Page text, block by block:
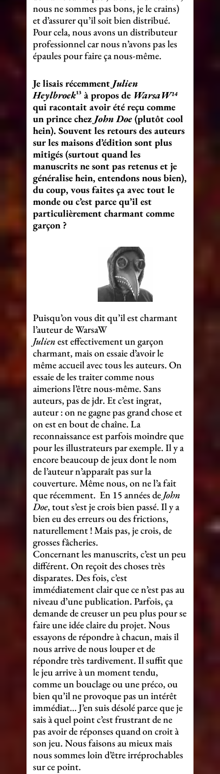
nous ne sommes pas bons, je le crains)
et d’assurer qu’il soit bien distribué.
Pour cela, nous avons un distributeur
professionnel car nous n’avons pas les
épaules pour faire ça nous-même.
Je lisais récemment Julien
Heylbroek¹³ à propos de WarsaW¹⁴
qui racontait avoir été reçu comme
un prince chez John Doe(plutôt cool
hein). Souvent les retours des auteurs
sur les maisons d’édition sont plus
mitigés (surtout quand les
manuscrits ne sont pas retenus et je
généralise hein, entendons nous bien),
du coup, vous faites ça avec tout le
monde ou c’est parce qu’il est
particulièrement charmant comme
garçon ?
Puisqu’on vous dit qu’il est charmant
l’auteur de WarsaW
Julienest effectivement un garçon
charmant, mais on essaie d’avoir le
même accueil avec tous les auteurs. On
essaie de les traiter comme nous
aimerions l’être nous-même. Sans
auteurs, pas de jdr. Et c’est ingrat,
auteur : on ne gagne pas grand chose et
on est en bout de chaîne. La
reconnaissance est parfois moindre que
pour les illustrateurs par exemple. Il y a
encore beaucoup de jeux dont le nom
de l’auteur n’apparaît pas sur la
couverture. Même nous, on ne l’a fait
que récemment. En 15 années deJohn
Doe, tout s’est je crois bien passé. Il y a
bien eu des erreurs ou des frictions,
naturellement ! Mais pas, je crois, de
grosses fâcheries.
Concernant les manuscrits, c’est un peu
différent. On reçoit des choses très
disparates. Des fois, c’est
immédiatement clair que ce n’est pas au
niveau d’une publication. Parfois, ça
demande de creuser un peu plus pour se
faire une idée claire du projet. Nous
essayons de répondre à chacun, mais il
nous arrive de nous louper et de
répondre très tardivement. Il suffit que
le jeu arrive à un moment tendu,
comme un bouclage ou une préco, ou
bien qu’il ne provoque pas un intérêt
immédiat… J’en suis désolé parce que je
sais à quel point c’est frustrant de ne
pas avoir de réponses quand on croit à
son jeu. Nous faisons au mieux mais
nous sommes loin d’être irréprochables
sur ce point.